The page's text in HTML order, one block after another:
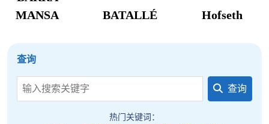
的更严格的进口监控体系意味着未来可能对更多农产
国虾类产业在疾病防控、可追溯体系和国际认证方面
的改进进展，以在全球虾类供应链重构中占据主动，
并为潜在的贸易摩擦升级做好合规预案。
MANSA
BATALLÉ Hofseth
查询
查询
热门关键词：